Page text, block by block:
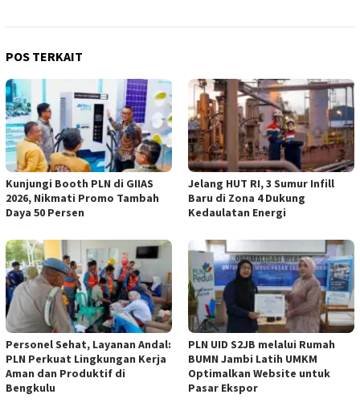
POS TERKAIT
Kunjungi Booth PLN di GIIAS
2026, Nikmati Promo Tambah
Daya 50 Persen
Jelang HUT RI, 3 Sumur Infill
Baru di Zona 4 Dukung
Kedaulatan Energi
Personel Sehat, Layanan Andal:
PLN Perkuat Lingkungan Kerja
Aman dan Produktif di
Bengkulu
PLN UID S2JB melalui Rumah
BUMN Jambi Latih UMKM
Optimalkan Website untuk
Pasar Ekspor